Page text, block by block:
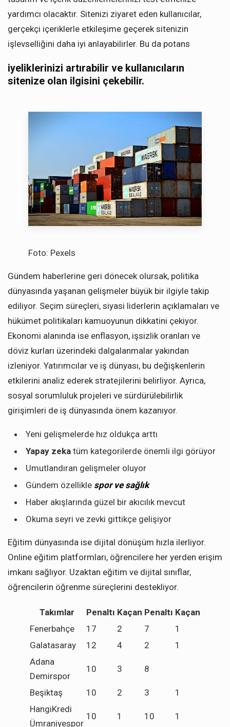
yardımcı olacaktır. Sitenizi ziyaret eden kullanıcılar,
gerçekçi içeriklerle etkileşime geçerek sitenizin
işlevselliğini daha iyi anlayabilirler. Bu da potans
iyeliklerinizi artırabilir ve kullanıcıların
sitenize olan ilgisini çekebilir.
Foto: Pexels
Gündem haberlerine geri dönecek olursak, politika
dünyasında yaşanan gelişmeler büyük bir ilgiyle takip
ediliyor. Seçim süreçleri, siyasi liderlerin açıklamaları ve
hükümet politikaları kamuoyunun dikkatini çekiyor.
Ekonomi alanında ise enflasyon, işsizlik oranları ve
döviz kurları üzerindeki dalgalanmalar yakından
izleniyor. Yatırımcılar ve iş dünyası, bu değişkenlerin
etkilerini analiz ederek stratejilerini belirliyor. Ayrıca,
sosyal sorumluluk projeleri ve sürdürülebilirlik
girişimleri de iş dünyasında önem kazanıyor.
Yeni gelişmelerde hız oldukça arttı
Yapay zeka tüm kategorilerde önemli ilgi görüyor
Umutlandıran gelişmeler oluyor
Gündem özellikle spor ve sağlık
Haber akışlarında güzel bir akıcılık mevcut
Okuma seyri ve zevki gittikçe gelişiyor
Eğitim dünyasında ise dijital dönüşüm hızla ilerliyor.
Online eğitim platformları, öğrencilere her yerden erişim
imkanı sağlıyor. Uzaktan eğitim ve dijital sınıflar,
öğrencilerin öğrenme süreçlerini destekliyor.
Takımlar Penaltı Kaçan Penaltı Kaçan
Fenerbahçe
17 2 7
1
Galatasaray
12 4 2
1
Adana
Demirspor
10 3 8
Beşiktaş 10 2 3
1
HangiKredi
Ümraniyespor
10 1 10 1